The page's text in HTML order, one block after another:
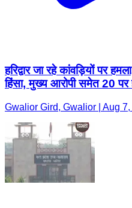
हरिद्वार जा रहे कांवड़ियों पर
हिंसा, मुख्य आरोपी समेत 20
Gwalior Gird, Gwalior | Aug